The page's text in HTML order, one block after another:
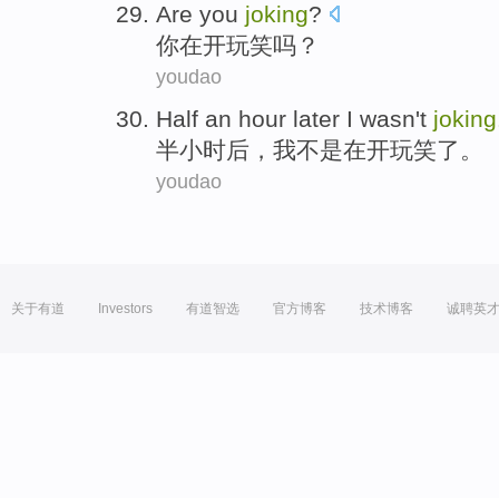
Are you joking?
你在开玩笑吗？
youdao
Half an hour later I wasn't joking
半小时后，我不是在开玩笑了。
youdao
关于有道 Investors 有道智选 官方博客 技术博客 诚聘英才